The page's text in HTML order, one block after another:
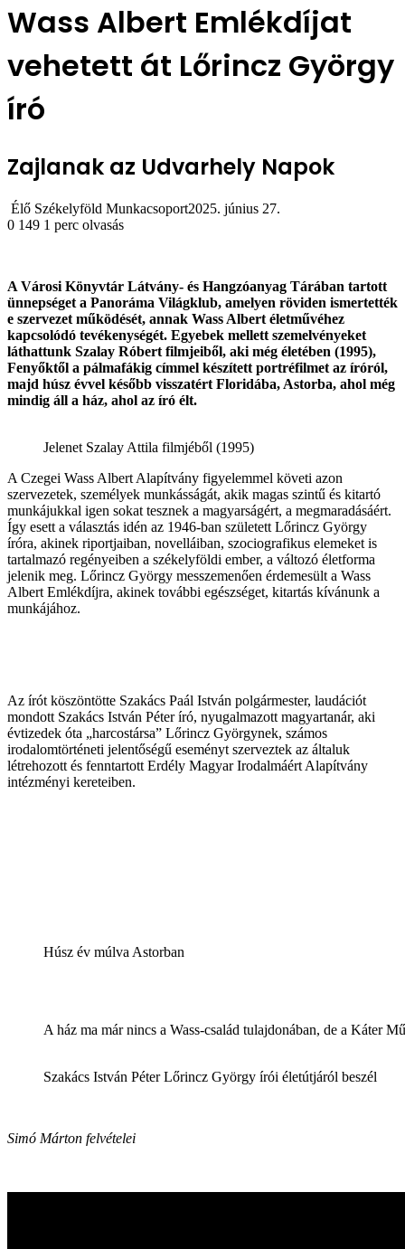
Wass Albert Emlékdíjat
vehetett át Lőrincz György
író
Zajlanak az Udvarhely Napok
Élő Székelyföld Munkacsoport2025. június 27.
0 149 1 perc olvasás
A Városi Könyvtár Látvány- és Hangzóanyag Tárában tartott
ünnepséget a Panoráma Világklub, amelyen röviden ismertették
e szervezet működését, annak Wass Albert életművéhez
kapcsolódó tevékenységét. Egyebek mellett szemelvényeket
láthattunk Szalay Róbert filmjeiből, aki még életében (1995),
Fenyőktől a pálmafákig címmel készített portréfilmet az íróról,
majd húsz évvel később visszatért Floridába, Astorba, ahol még
mindig áll a ház, ahol az író élt.
Jelenet Szalay Attila filmjéből (1995)
A Czegei Wass Albert Alapítvány figyelemmel követi azon
szervezetek, személyek munkásságát, akik magas szintű és kitartó
munkájukkal igen sokat tesznek a magyarságért, a megmaradásáért.
Így esett a választás idén az 1946-ban született Lőrincz György
íróra, akinek riportjaiban, novelláiban, szociografikus elemeket is
tartalmazó regényeiben a székelyföldi ember, a változó életforma
jelenik meg. Lőrincz György messzemenően érdemesült a Wass
Albert Emlékdíjra, akinek további egészséget, kitartás kívánunk a
munkájához.
Az írót köszöntötte Szakács Paál István polgármester, laudációt
mondott Szakács István Péter író, nyugalmazott magyartanár, aki
évtizedek óta „harcostársa” Lőrincz Györgynek, számos
irodalomtörténeti jelentőségű eseményt szerveztek az általuk
létrehozott és fenntartott Erdély Magyar Irodalmáért Alapítvány
intézményi kereteiben.
Húsz év múlva Astorban
A ház ma már nincs a Wass-család tulajdonában, de a Káter
Szakács István Péter Lőrincz György írói életútjáról beszél
Simó Márton felvételei